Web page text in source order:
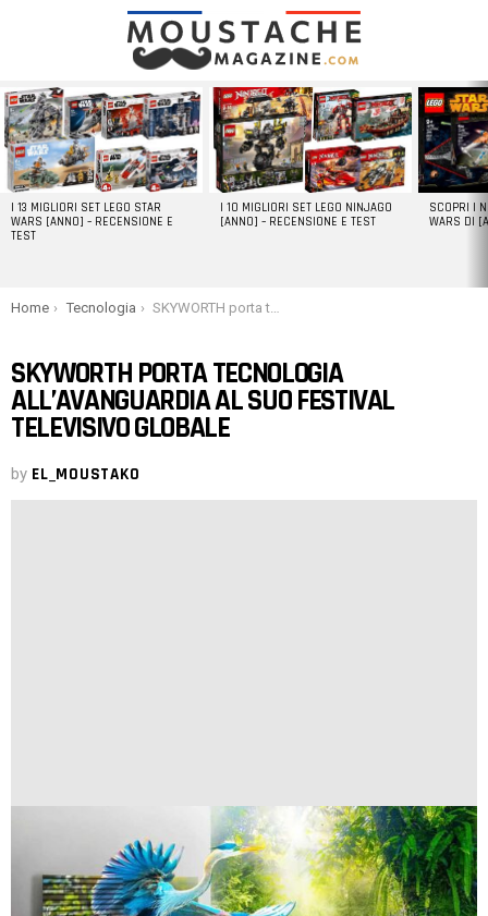
LATEST
STORIES
I 13 MIGLIORI SET LEGO STAR
WARS [ANNO] – RECENSIONE E
TEST
I 10 MIGLIORI SET LEGO NINJAGO
[ANNO] – RECENSIONE E TEST
SCOPRI I
WARS DI
You are here:
Home Tecnologia SKYWORTH porta tecnologia all’avanguardia al suo festival televisivo globale
SKYWORTH PORTA TECNOLOGIA
ALL’AVANGUARDIA AL SUO FESTIVAL
TELEVISIVO GLOBALE
by EL_MOUSTAKO